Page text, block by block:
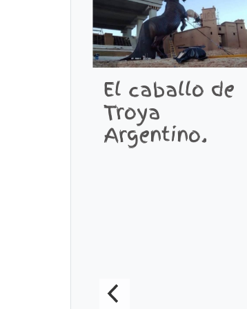
El caballo de
Troya
Argentino.